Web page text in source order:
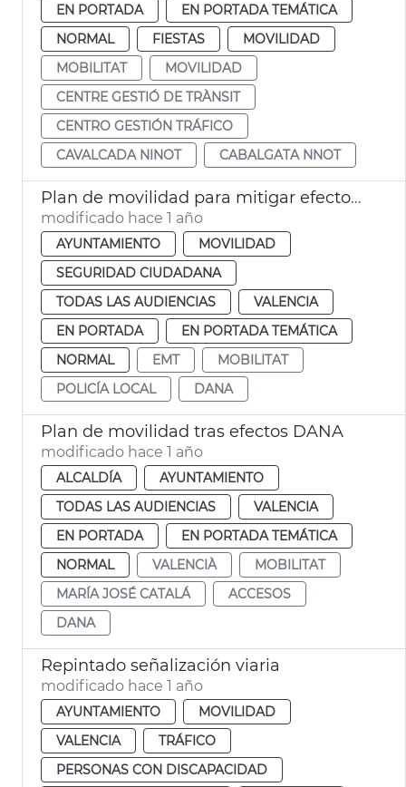
EN PORTADA
EN PORTADA TEMÁTICA
NORMAL
FIESTAS
MOVILIDAD
MOBILITAT
MOVILIDAD
CENTRE GESTIÓ DE TRÀNSIT
CENTRO GESTIÓN TRÁFICO
CAVALCADA NINOT
CABALGATA NNOT
Plan de movilidad para mitigar efectos DANA
modificado hace 1 año
AYUNTAMIENTO
MOVILIDAD
SEGURIDAD CIUDADANA
TODAS LAS AUDIENCIAS
VALENCIA
EN PORTADA
EN PORTADA TEMÁTICA
NORMAL
EMT
MOBILITAT
POLICÍA LOCAL
DANA
Plan de movilidad tras efectos DANA
modificado hace 1 año
ALCALDÍA
AYUNTAMIENTO
TODAS LAS AUDIENCIAS
VALENCIA
EN PORTADA
EN PORTADA TEMÁTICA
NORMAL
VALENCIÀ
MOBILITAT
MARÍA JOSÉ CATALÁ
ACCESOS
DANA
Repintado señalización viaria
modificado hace 1 año
AYUNTAMIENTO
MOVILIDAD
VALENCIA
TRÁFICO
PERSONAS CON DISCAPACIDAD